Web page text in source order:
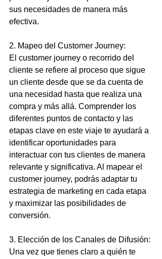
sus necesidades de manera más
efectiva.
2. Mapeo del Customer Journey:
El customer journey o recorrido del
cliente se refiere al proceso que sigue
un cliente desde que se da cuenta de
una necesidad hasta que realiza una
compra y más allá. Comprender los
diferentes puntos de contacto y las
etapas clave en este viaje te ayudará a
identificar oportunidades para
interactuar con tus clientes de manera
relevante y significativa. Al mapear el
customer journey, podrás adaptar tu
estrategia de marketing en cada etapa
y maximizar las posibilidades de
conversión.
3. Elección de los Canales de Difusión:
Una vez que tienes claro a quién te